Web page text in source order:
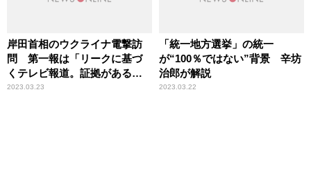
岸田首相のウクライナ電撃訪
問 第一報は「リークに基づ
くテレビ報道。証拠がある」
辛坊治郎が解説
2023.03.23
「統一地方選挙」の統一
が“100％ではない”背景 辛坊
治郎が解説
2023.03.22